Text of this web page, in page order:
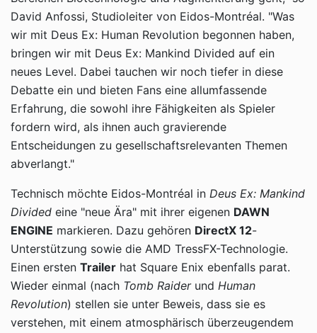
David Anfossi, Studioleiter von Eidos-Montréal. "Was
wir mit Deus Ex: Human Revolution begonnen haben,
bringen wir mit Deus Ex: Mankind Divided auf ein
neues Level. Dabei tauchen wir noch tiefer in diese
Debatte ein und bieten Fans eine allumfassende
Erfahrung, die sowohl ihre Fähigkeiten als Spieler
fordern wird, als ihnen auch gravierende
Entscheidungen zu gesellschaftsrelevanten Themen
abverlangt."
Technisch möchte Eidos-Montréal in Deus Ex: Mankind
Divided eine "neue Ära" mit ihrer eigenen DAWN
ENGINE markieren. Dazu gehören DirectX 12-
Unterstützung sowie die AMD TressFX-Technologie.
Einen ersten Trailer hat Square Enix ebenfalls parat.
Wieder einmal (nach Tomb Raiderund Human
Revolution) stellen sie unter Beweis, dass sie es
verstehen, mit einem atmosphärisch überzeugendem